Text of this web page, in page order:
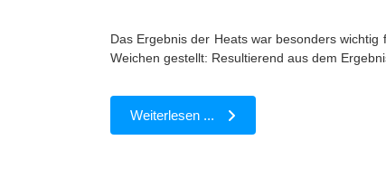
Das Ergebnis der Heats war besonders
Weichen gestellt: Resultierend aus dem
Weiterlesen ...